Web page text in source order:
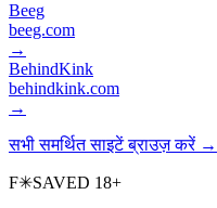
Beeg
beeg.com
→
BehindKink
behindkink.com
→
सभी समर्थित साइटें ब्राउज़ करें →
F✳SAVED 18+